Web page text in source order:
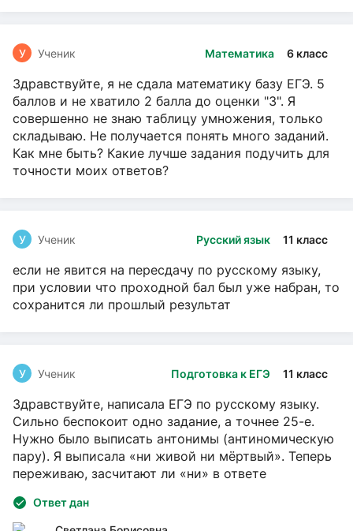
Математика 6 класс
У Ученик
Здравствуйте, я не сдала математику базу ЕГЭ. 5
баллов и не хватило 2 балла до оценки "3". Я
совершенно не знаю таблицу умножения, только
складываю. Не получается понять много заданий.
Как мне быть? Какие лучше задания подучить для
точности моих ответов?
Русский язык 11 класс
У Ученик
если не явится на пересдачу по русскому языку,
при условии что проходной бал был уже набран, то
сохранится ли прошлый результат
Подготовка к ЕГЭ 11 класс
У Ученик
Здравствуйте, написала ЕГЭ по русскому языку.
Сильно беспокоит одно задание, а точнее 25-е.
Нужно было выписать антонимы (антиномическую
пару). Я выписала «ни живой ни мёртвый». Теперь
переживаю, засчитают ли «ни» в ответе
Ответ дан